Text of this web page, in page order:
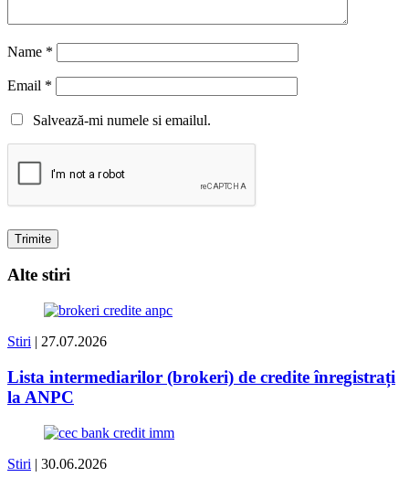
Name *
Email *
Salvează-mi numele si emailul.
Alte stiri
Stiri | 27.07.2026
Lista intermediarilor (brokeri) de credite înregistrați
la ANPC
Stiri | 30.06.2026